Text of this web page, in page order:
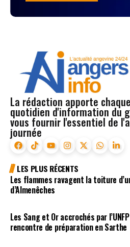
La rédaction apporte
quotidien d'information du
vous fournir l'essentiel de
journée
LES PLUS RÉCENTS
Les flammes ravagent la toiture
d’Almenêches
Les Sang et Or accrochés par
rencontre de préparation en Sarthe